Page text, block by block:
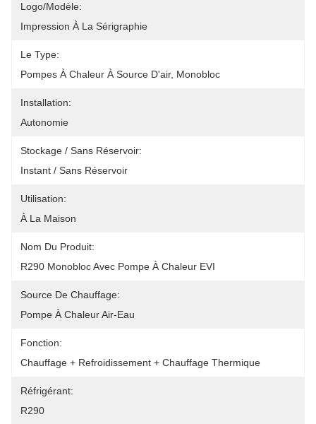
Logo/modèle:
Impression À La Sérigraphie
Le Type:
Pompes À Chaleur À Source D'air, Monobloc
Installation:
Autonomie
Stockage / Sans Réservoir:
Instant / Sans Réservoir
Utilisation:
À La Maison
Nom Du Produit:
R290 Monobloc Avec Pompe À Chaleur EVI
Source De Chauffage:
Pompe À Chaleur Air-Eau
Fonction:
Chauffage + Refroidissement + Chauffage Thermique
Réfrigérant:
R290